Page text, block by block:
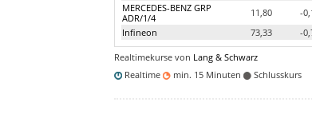
MERCEDES-BENZ GRP
ADR/1/4
11,80 -
Infineon
73,33 -
Realtimekurse von Lang & Schwarz
Realtime
min. 15 Minuten Schlusskurs